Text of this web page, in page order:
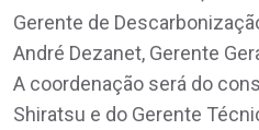
Gerente de
André Dezanet, Gerente
A coordenação será do
Shiratsu e do Gerente